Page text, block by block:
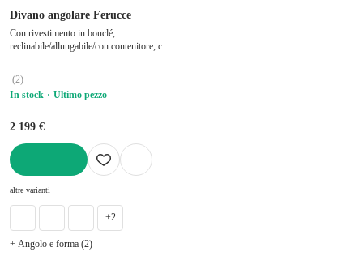
Divano angolare Ferucce
Con rivestimento in bouclé,
reclinabile/allungabile/con contenitore, con
totale 200 cm, profondità della seduta 53
cm
(2)
In stock
Ultimo pezzo
2 199 €
altre varianti
+2
+ Angolo e forma (2)